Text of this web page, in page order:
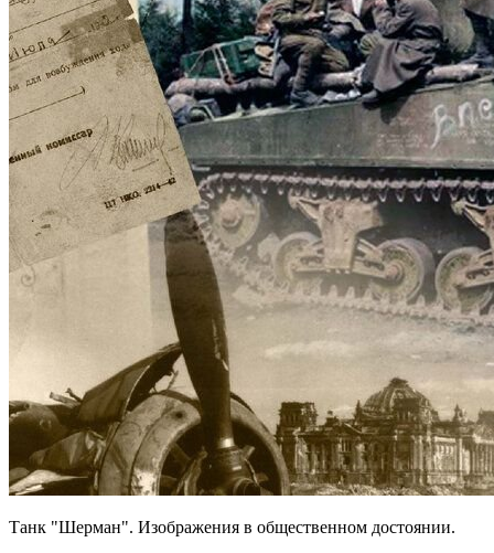
Танк "Шерман". Изображения в общественном достоянии.